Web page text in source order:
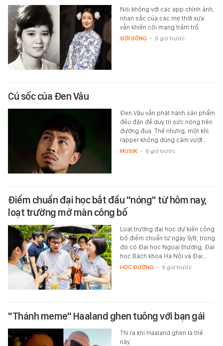
Nói không với các app chỉnh ảnh,
nhan sắc của các mẹ thời xưa
vẫn khiến cõi mạng trầm trồ.
ĐỜI SỐNG - 6 giờ trước
Cú sốc của Đen Vâu
Đen Vâu vẫn phát hành sản phẩm
đều đặn để duy trì sức nóng trên
đường đua. Thế nhưng, một khi
rapper không dũng cảm vượt…
MUSIK - 6 giờ trước
Điểm chuẩn đại học bắt đầu "nóng" từ hôm nay,
loạt trường mở màn công bố
Loạt trường đại học dự kiến công
bố điểm chuẩn từ ngày 9/8, trong
đó có Đại học Ngoại thương, Đại
học Bách khoa Hà Nội và Đại…
HỌC ĐƯỜNG - 6 giờ trước
"Thánh meme" Haaland ghen tuông với bạn gái
Thì ra khi Haaland ghen là thế
này.